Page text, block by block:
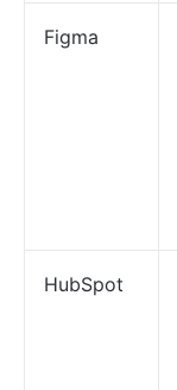
Figma
HubSpot